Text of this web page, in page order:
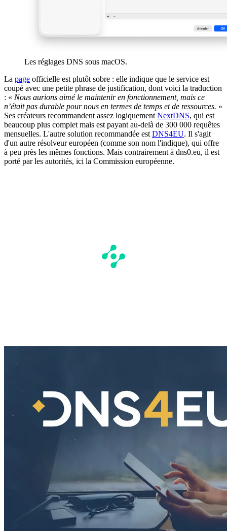
Les réglages DNS sous macOS.
La page officielle est plutôt sobre : elle indique que le service est
coupé avec une petite phrase de justification, dont voici la traduction
: « Nous aurions aimé le maintenir en fonctionnement, mais ce
n’était pas durable pour nous en termes de temps et de ressources. »
Ses créateurs recommandent assez logiquement NextDNS, qui est
beaucoup plus complet mais est payant au-delà de 300 000 requêtes
mensuelles. L'autre solution recommandée est DNS4EU. Il s'agit
d'un autre résolveur européen (comme son nom l'indique), qui offre
à peu près les mêmes fonctions. Mais contrairement à dns0.eu, il est
porté par les autorités, ici la Commission européenne.